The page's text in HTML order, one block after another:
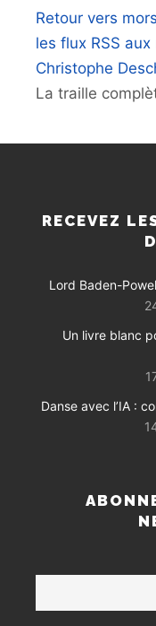
Retour vers
les flux RSS
Christophe
La traille
RECEVEZ
Lord Baden-
Un livre blanc
Danse avec l’IA :